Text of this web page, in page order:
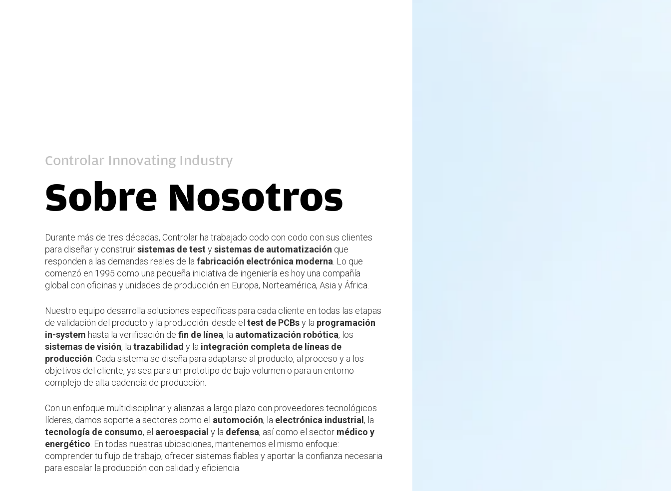
Controlar Innovating Industry
Sobre Nosotros
Durante más de tres décadas, Controlar ha trabajado codo con codo con sus clientes
para diseñar y construirsistemas de test ysistemas de automatización que
responden a las demandas reales de la fabricación electrónica moderna . Lo que
comenzó en 1995 como una pequeña iniciativa de ingeniería es hoy una compañía
global con oficinas y unidades de producción en Europa, Norteamérica, Asia y África.
Nuestro equipo desarrolla soluciones específicas para cada cliente en todas las etapas
de validación del producto y la producción: desde el test de PCBsy la programación
in-system hasta la verificación de fin de línea, la automatización robótica, los
sistemas de visión, la trazabilidad y la integración completa de líneas de
producción . Cada sistema se diseña para adaptarse al producto, al proceso y a los
objetivos del cliente, ya sea para un prototipo de bajo volumen o para un entorno
complejo de alta cadencia de producción.
Con un enfoque multidisciplinar y alianzas a largo plazo con proveedores tecnológicos
líderes, damos soporte a sectores como el automoción, la electrónica industrial , la
tecnología de consumo, el aeroespacial y la defensa, así como el sector médico y
energético . En todas nuestras ubicaciones, mantenemos el mismo enfoque:
comprender tu flujo de trabajo, ofrecer sistemas fiables y aportar la confianza necesaria
para escalar la producción con calidad y eficiencia.